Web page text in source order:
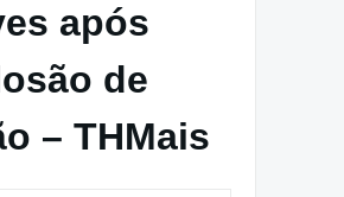
após
de
– THMais